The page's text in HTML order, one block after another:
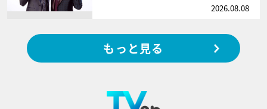
2026.08.08
もっと見る